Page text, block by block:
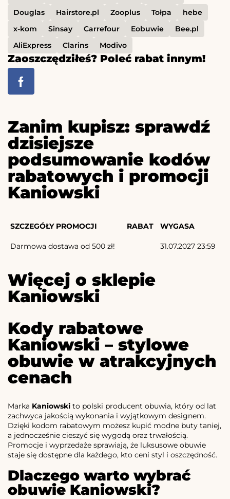
Douglas
Hairstore.pl Zooplus Tołpa
hebe
x-kom
Sinsay Carrefour Eobuwie
Bee.pl
AliExpress
Clarins Modivo
Zaoszczędziłeś? Poleć rabat innym!
Zanim kupisz: sprawdź
dzisiejsze
podsumowanie kodów
rabatowych i promocji
Kaniowski
SZCZEGÓŁY PROMOCJI RABAT WYGASA
Darmowa dostawa od 500 zł! 31.07.2027 23:59
Więcej o sklepie
Kaniowski
Kody rabatowe
Kaniowski – stylowe
obuwie w atrakcyjnych
cenach
Marka Kaniowski to polski producent obuwia, który od lat
zachwyca jakością wykonania i wyjątkowym designem.
Dzięki kodom rabatowym możesz kupić modne buty taniej,
a jednocześnie cieszyć się wygodą oraz trwałością.
Promocje i wyprzedaże sprawiają, że luksusowe obuwie
staje się dostępne dla każdego, kto ceni styl i oszczędność.
Dlaczego warto wybrać
obuwie Kaniowski?